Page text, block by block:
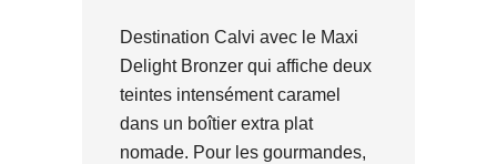
Destination Calvi avec le Maxi
Delight Bronzer qui affiche deux
teintes intensément caramel
dans un boîtier extra plat
nomade. Pour les gourmandes,